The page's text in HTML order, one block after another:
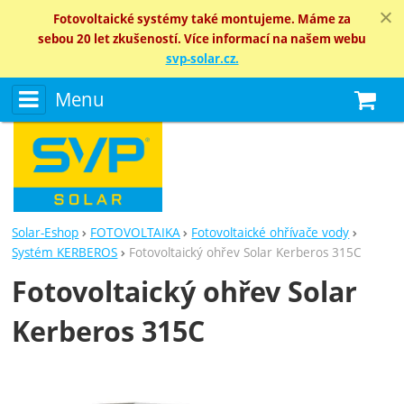
Fotovoltaické systémy také montujeme. Máme za
sebou 20 let zkušeností. Více informací na našem webu
svp-solar.cz.
Menu
Solar-Eshop FOTOVOLTAIKA
Fotovoltaické ohřívače vody
Systém KERBEROS
Fotovoltaický ohřev Solar Kerberos 315C
Fotovoltaický ohřev Solar
Kerberos 315C